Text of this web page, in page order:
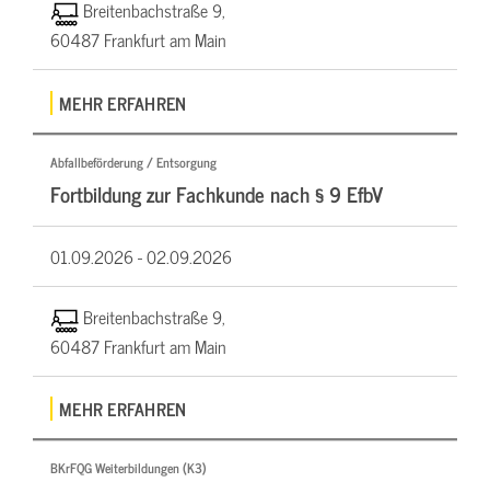
Breitenbachstraße 9,
60487 Frankfurt am Main
MEHR ERFAHREN
Abfallbeförderung / Entsorgung
Fortbildung zur Fachkunde nach § 9 EfbV
01.09.2026 -02.09.2026
Breitenbachstraße 9,
60487 Frankfurt am Main
MEHR ERFAHREN
BKrFQG Weiterbildungen (K3)